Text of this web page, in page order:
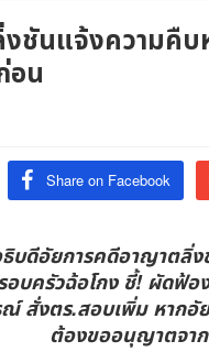
ชันแจ้งความคื
อน
Share on Facebook
ธิบดีอัยการคดีอาญาต
บครัวฉ้อโกง ชี้! ผัดฟ้
สั่งตร.สอบเพิ่ม หากอั
ต้องขออนุญาตจา